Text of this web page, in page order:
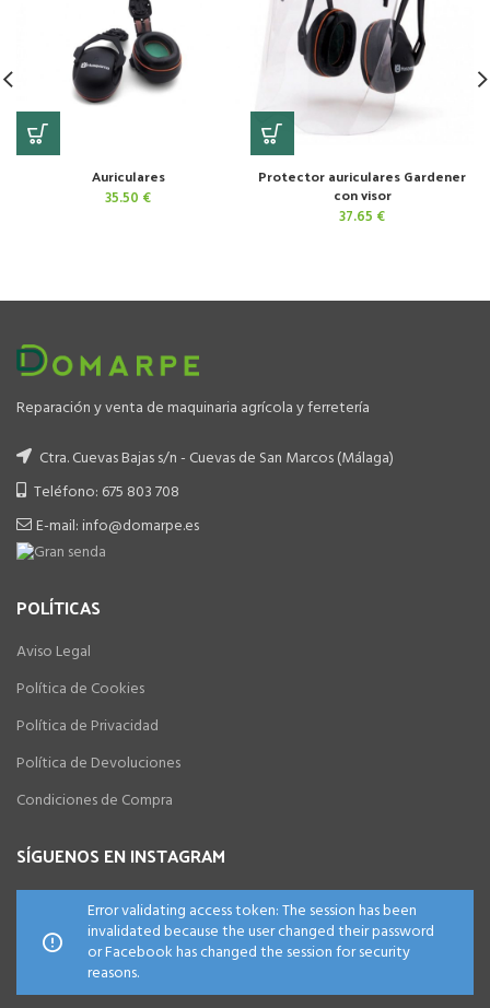
Auriculares
35.50 €
Protector auriculares Gardener
con visor
37.65 €
Reparación y venta de maquinaria agrícola y ferretería
Ctra. Cuevas Bajas s/n - Cuevas de San Marcos (Málaga)
Teléfono: 675 803 708
E-mail: info@domarpe.es
POLÍTICAS
Aviso Legal
Política de Cookies
Política de Privacidad
Política de Devoluciones
Condiciones de Compra
SÍGUENOS EN INSTAGRAM
Error validating access token: The session has been
invalidated because the user changed their password
or Facebook has changed the session for security
reasons.